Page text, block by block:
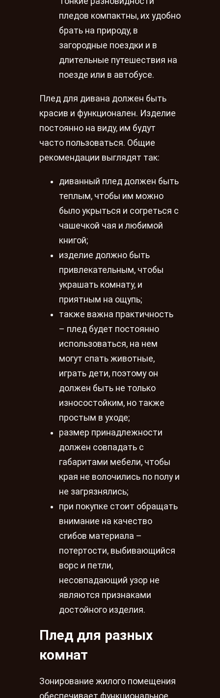
пледов компактны, их удобно
брать на природу, в
загородные поездки и в
длительные путешествия на
поезде или в автобусе.
Плед для дивана должен быть
красив и функционален. Изделие
постоянно на виду, им будут
часто пользоваться. Общие
рекомендации выглядят так:
диванный плед должен быть
теплым, чтобы им можно
было укрыться и согреться с
чашечкой чая и любимой
книгой;
изделие должно быть
привлекательным, чтобы
украшать комнату, и
приятным на ощупь;
также важна практичность
– плед будет постоянно
использоваться, на нем
могут спать животные,
играть дети, поэтому он
должен быть не только
износостойким, но также
простым в уходе;
размер принадлежности
должен совпадать с
габаритами мебели, чтобы
края не волочились по полу и
не загрязнялись;
при покупке стоит обращать
внимание на качество
сгибов материала –
потертости, выбивающийся
ворс и петли,
несовпадающий узор не
являются признаками
достойного изделия.
Плед для разных
комнат
Зонирование жилого помещения
обеспечивает функциональное